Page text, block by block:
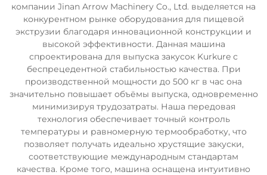
компании Jinan Arrow Machinery Co., Ltd. выделяется на
конкурентном рынке оборудования для пищевой
экструзии благодаря инновационной конструкции и
высокой эффективности. Данная машина
спроектирована для выпуска закусок Kurkure с
беспрецедентной стабильностью качества. При
производственной мощности до 500 кг в час она
значительно повышает объёмы выпуска, одновременно
минимизируя трудозатраты. Наша передовая
технология обеспечивает точный контроль
температуры и равномерную термообработку, что
позволяет получать идеально хрустящие закуски,
соответствующие международным стандартам
качества. Кроме того, машина оснащена интуитивно